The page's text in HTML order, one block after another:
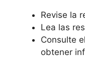
Revise la
Lea las
Consulte
obtener